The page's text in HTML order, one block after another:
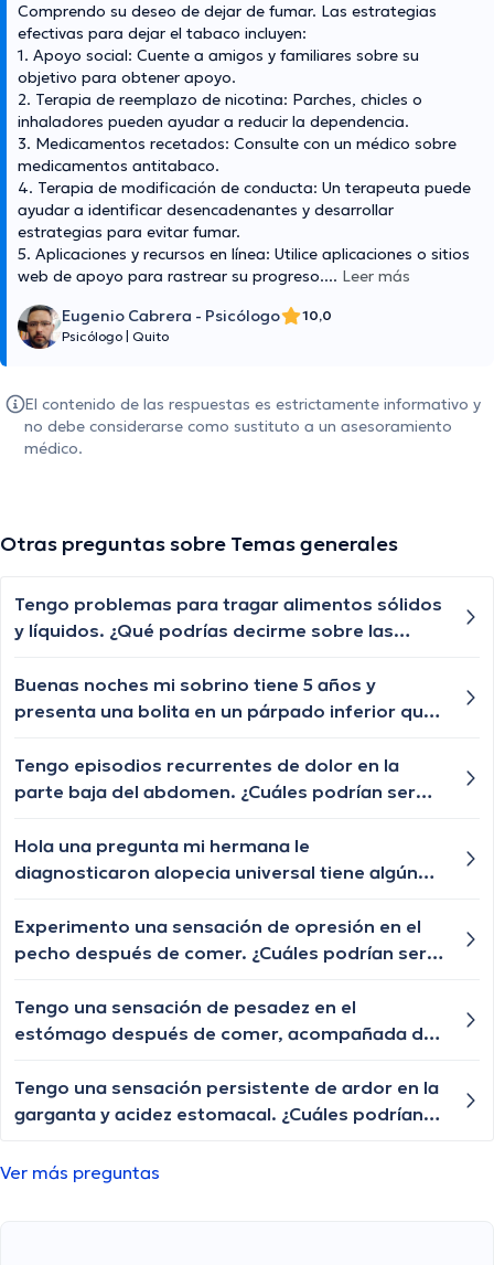
Comprendo su deseo de dejar de fumar. Las estrategias
efectivas para dejar el tabaco incluyen:
1. Apoyo social: Cuente a amigos y familiares sobre su
objetivo para obtener apoyo.
2. Terapia de reemplazo de nicotina: Parches, chicles o
inhaladores pueden ayudar a reducir la dependencia.
3. Medicamentos recetados: Consulte con un médico sobre
medicamentos antitabaco.
4. Terapia de modificación de conducta: Un terapeuta puede
ayudar a identificar desencadenantes y desarrollar
estrategias para evitar fumar.
5. Aplicaciones y recursos en línea: Utilice aplicaciones o sitios
web de apoyo para rastrear su progreso.... Leer más
Eugenio Cabrera - Psicólogo
10,0
Psicólogo Quito
El contenido de las respuestas es estrictamente informativo y
no debe considerarse como sustituto a un asesoramiento
médico.
Otras preguntas sobre Temas generales
Tengo problemas para tragar alimentos sólidos
y líquidos. ¿Qué podrías decirme sobre las
buscar ayuda médica?
Buenas noches mi sobrino tiene 5 años y
presenta una bolita en un párpado inferior que
vuelve aparecer, qué especialista nos puede
ayudar?
Tengo episodios recurrentes de dolor en la
parte baja del abdomen. ¿Cuáles podrían ser
cuándo debería buscar atención médica?
Hola una pregunta mi hermana le
diagnosticaron alopecia universal tiene algún
las cejas y pestañas , aunque ya le están
creciendo de a poquito pero lento y chiquititos
pestañas igual algún tratamiento q le ayude a
crecer o esa enfermedad ya no tiene
Experimento una sensación de opresión en el
pecho después de comer. ¿Cuáles podrían ser
opresión y cuándo debería buscar atención
médica?
Tengo una sensación de pesadez en el
estómago después de comer, acompañada de
posibles causas de esta sensación y cuándo
debería buscar orientación médica?
Tengo una sensación persistente de ardor en la
garganta y acidez estomacal. ¿Cuáles podrían
gastrointestinales?
Ver más preguntas